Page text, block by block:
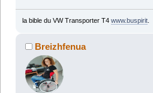
la bible du VW Transporter T4 www.buspirit.
Breizhfenua